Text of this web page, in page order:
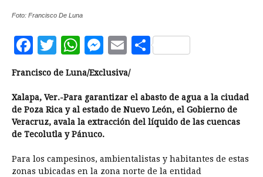
Foto: Francisco De Luna
Facebook
Twitter
WhatsApp
Messenger
EmailCompartir
Francisco de Luna/Exclusiva/
Xalapa, Ver.-Para garantizar el abasto de agua a la ciudad
de Poza Rica y al estado de Nuevo León, el Gobierno de
Veracruz, avala la extracción del líquido de las cuencas
de Tecolutla y Pánuco.
Para los campesinos, ambientalistas y habitantes de estas
zonas ubicadas en la zona norte de la entidad